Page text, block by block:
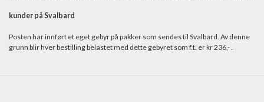
kunder på Svalbard
Posten har innført et eget gebyr på pakker som sendes til Svalbard. Av denne
grunn blir hver bestilling belastet med dette gebyret som f.t. er kr 236,- .